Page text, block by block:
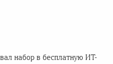
набор в бесплатную ИТ-